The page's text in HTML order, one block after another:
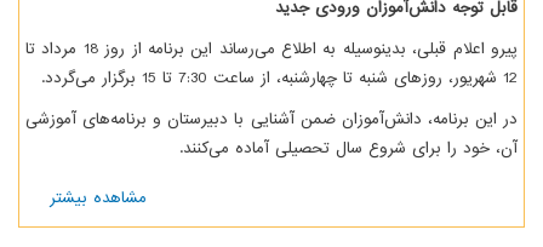
توجه دانش‌آموزان ورودی جدید
پیرو اعلام قبلی، بدینوسیله به اطلاع می‌رساند این برنامه از روز 18 مرداد تا
این برنامه، دانش‌آموزان ضمن آشنایی با دبیرستان و برنامه‌های آموزشی
خود را برای شروع سال تحصیلی آماده می‌کنند.
مشاهده بیشتر